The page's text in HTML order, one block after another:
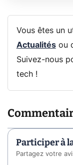
Vous êtes un
Actualitésou
Suivez-nous
tech !
Participer à
Partagez votre